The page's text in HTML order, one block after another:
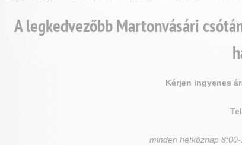
A legkedvezőbb Martonvásári
Kérjen ingyenes
minden hétköznap